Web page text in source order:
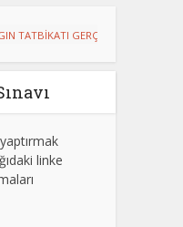
GERÇEKLEŞTİRİLDİ
linke